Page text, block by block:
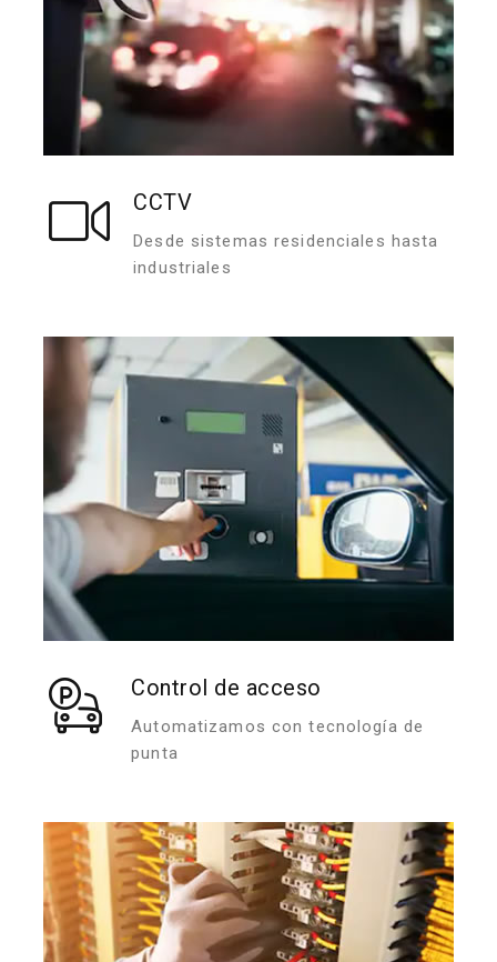
CCTV
Desde sistemas residenciales hasta
industriales
Control de acceso
Automatizamos con tecnología de
punta